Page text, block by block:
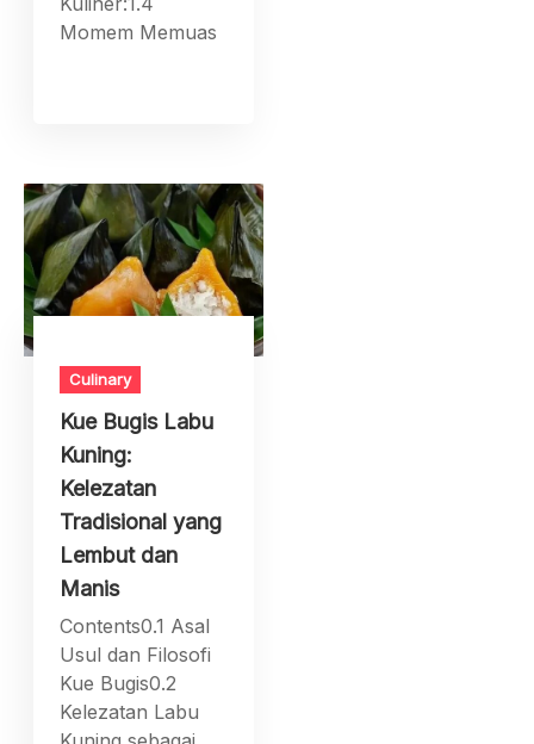
Momem Memuas
Culinary
Kue Bugis Labu
Kuning:
Kelezatan
Tradisional yang
Lembut dan
Manis
Contents0.1 Asal
Usul dan Filosofi
Kue Bugis0.2
Kelezatan Labu